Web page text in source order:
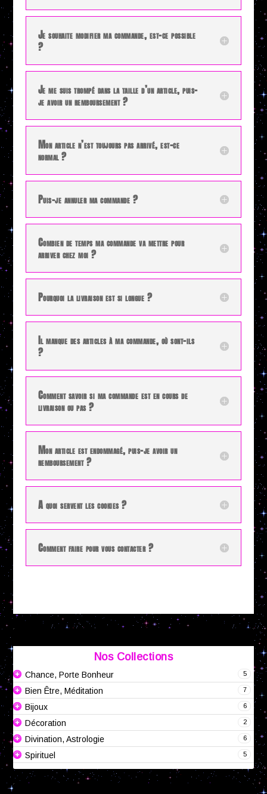
Je souhaite modifier ma commande, est-ce possible
?
Je me suis trompé dans la taille d’un article, puis-
je avoir un remboursement ?
Mon article n’est toujours pas arrivé, est-ce
normal ?
Puis-je annuler ma commande ?
Combien de temps ma commande va mettre pour
arriver chez moi ?
Pourquoi la livraison est si longue ?
Il manque des articles à ma commande, où sont-ils
?
Comment savoir si ma commande est en cours de
livraison ou pas ?
Mon article est endommagé, puis-je avoir un
remboursement ?
A quoi servent les cookies ?
Comment faire pour vous contacter ?
Nos Collections
5
Chance, Porte Bonheur
7
Bien Être, Méditation
6
Bijoux
2
Décoration
6
Divination, Astrologie
5
Spirituel